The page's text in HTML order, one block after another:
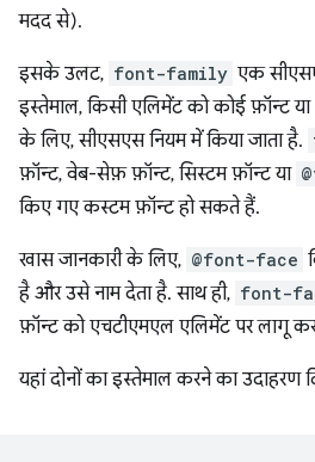
मदद से).
इसके उलट, font-family एक
इस्तेमाल, किसी एलिमेंट को कोई फ़ॉन्ट
के लिए, सीएसएस नियम में किया जाता है.
फ़ॉन्ट, वेब-सेफ़ फ़ॉन्ट, सिस्टम फ़ॉन्ट या
किए गए कस्टम फ़ॉन्ट हो सकते हैं.
खास जानकारी के लिए, @font-face
है और उसे नाम देता है. साथ ही, font-
फ़ॉन्ट को एचटीएमएल एलिमेंट पर लागू
यहां दोनों का इस्तेमाल करने का उदाहरण